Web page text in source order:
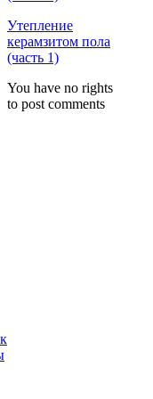
Утепление
керамзитом пола
(часть 1)
You have no rights
to post comments